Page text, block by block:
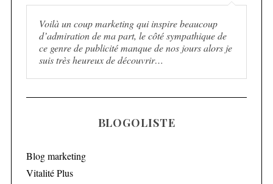
Voilà un coup marketing qui inspire beaucoup
d’admiration de ma part, le côté sympathique de
ce genre de publicité manque de nos jours alors je
suis très heureux de découvrir…
BLOGOLISTE
Blog marketing
Vitalité Plus